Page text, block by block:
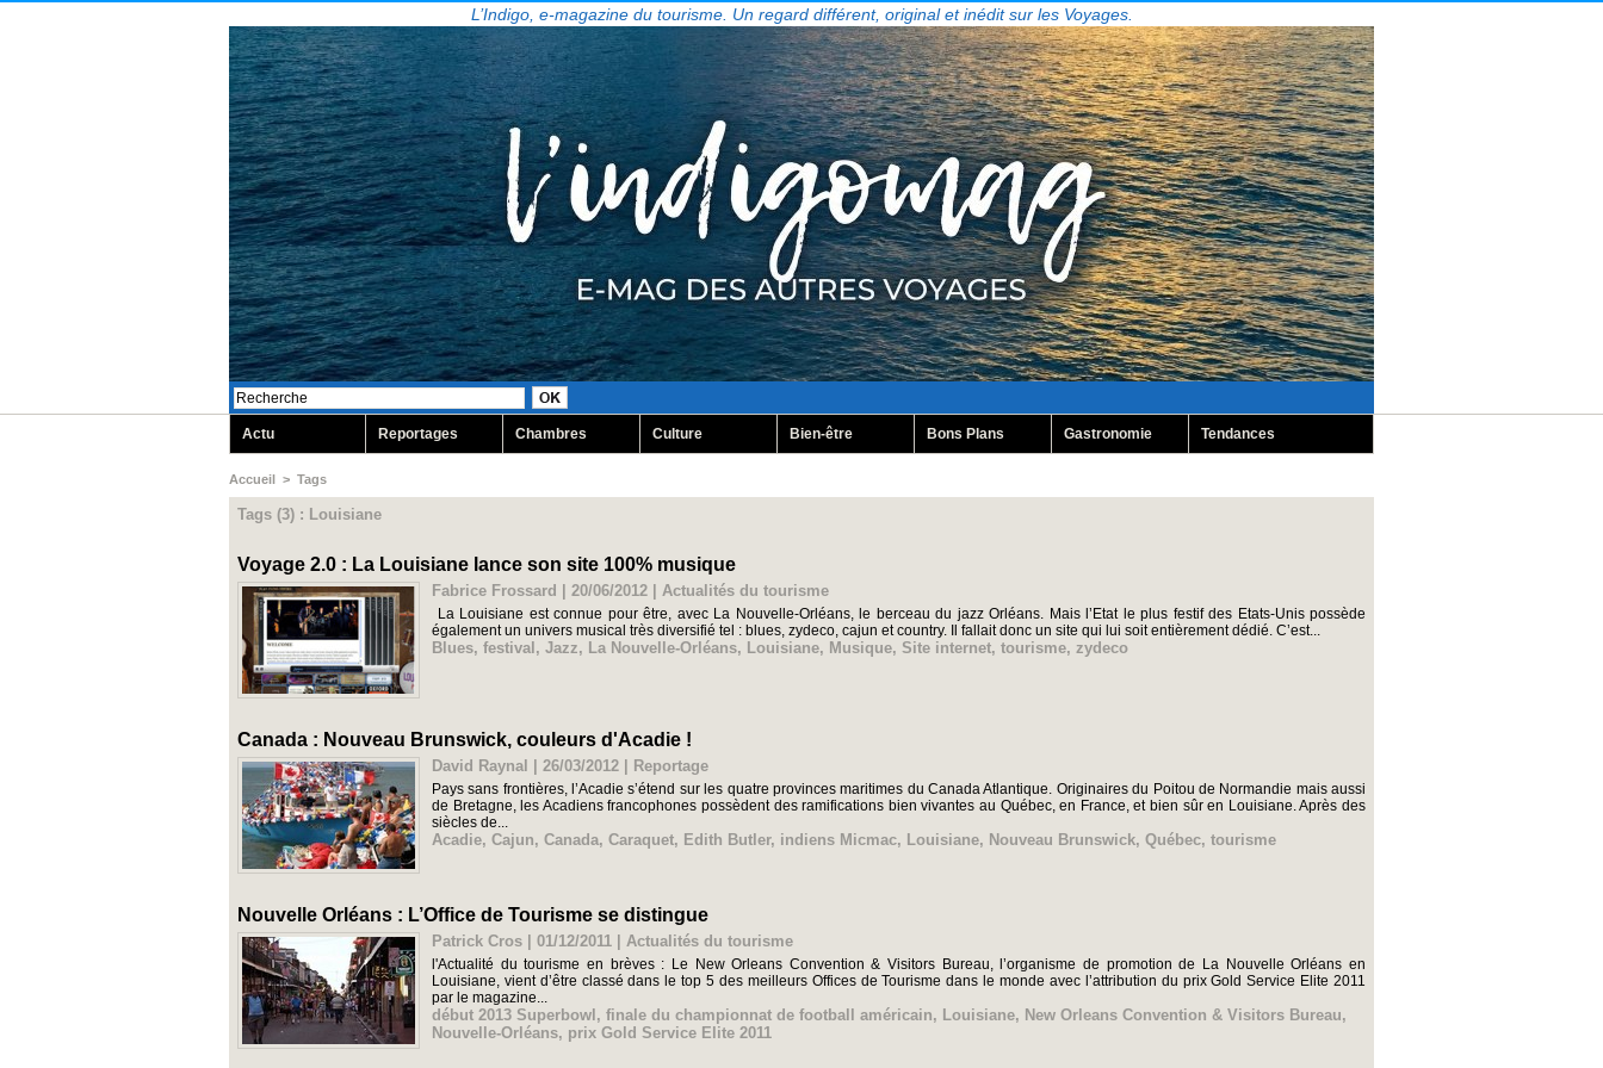
L’Indigo, e-magazine du tourisme. Un regard différent, original et inédit sur les Voyages.
Actu Reportages Chambres Culture Bien-être Bons Plans Gastronomie Tendances
Accueil > Tags
Tags (3) : Louisiane
Voyage 2.0 : La Louisiane lance son site 100% musique
Fabrice Frossard | 20/06/2012 Actualités du tourisme
La Louisiane est connue pour être, avec La Nouvelle-Orléans, le berceau du jazz Orléans. Mais l’Etat le plus festif des Etats-Unis possède
également un univers musical très diversifié tel : blues, zydeco, cajun et country. Il fallait donc un site qui lui soit entièrement dédié. C’est...
Blues, festival , Jazz, La Nouvelle-Orléans, Louisiane, Musique, Site internet, tourisme, zydeco
Canada : Nouveau Brunswick, couleurs d'Acadie !
David Raynal | 26/03/2012 Reportage
Pays sans frontières, l’Acadie s’étend sur les quatre provinces maritimes du Canada Atlantique. Originaires du Poitou de Normandie mais aussi
de Bretagne, les Acadiens francophones possèdent des ramifications bien vivantes au Québec, en France, et bien sûr en Louisiane. Après des
siècles de...
Acadie, Cajun, Canada, Caraquet, Edith Butler, indiens Micmac, Louisiane, Nouveau Brunswick, Québec, tourisme
Nouvelle Orléans : L’Office de Tourisme se distingue
Patrick Cros | 01/12/2011 Actualités du tourisme
l'Actualité du tourisme en brèves : Le New Orleans Convention & Visitors Bureau, l’organisme de promotion de La Nouvelle Orléans en
Louisiane, vient d’être classé dans le top 5 des meilleurs Offices de Tourisme dans le monde avec l’attribution du prix Gold Service Elite 2011
par le magazine...
début 2013 Superbowl , finale du championnat de football américain, Louisiane, New Orleans Convention & Visitors Bureau,
Nouvelle-Orléans, prix Gold Service Elite 2011